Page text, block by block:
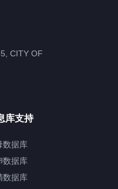
CITY OF
库支持
数据库
数据库
数据库